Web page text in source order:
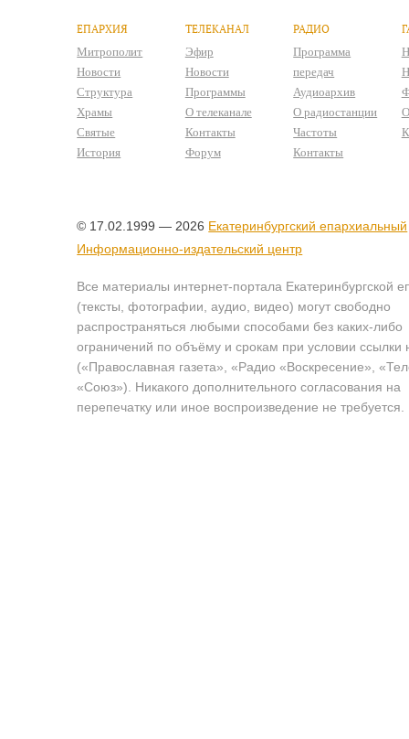
ЕПАРХИЯ
Митрополит
Новости
Структура
Храмы
Святые
История
ТЕЛЕКАНАЛ
Эфир
Новости
Программы
О телеканале
Контакты
Форум
РАДИО
Программа
передач
Аудиоархив
О радиостанции
Частоты
Контакты
© 17.02.1999 — 2026 Екатеринбургский епархиальный
Информационно-издательский центр
Все материалы интернет-портала Екатеринбургской
(тексты, фотографии, аудио, видео) могут свободно
распространяться любыми способами без каких-либо
ограничений по объёму и срокам при условии ссылки
(«Православная газета», «Радио «Воскресение»,
«Союз»). Никакого дополнительного согласования на
перепечатку или иное воспроизведение не требуется.